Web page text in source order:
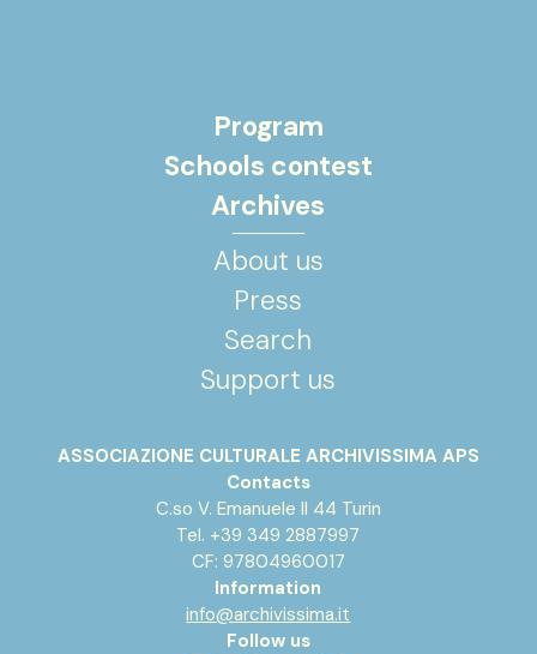
Program
Schools contest
Archives
About us
Press
Search
Support us
ASSOCIAZIONE CULTURALE ARCHIVISSIMA APS
Contacts
C.so V. Emanuele II 44 Turin
Tel. +39 349 2887997
CF: 97804960017
Information
info@archivissima.it
Follow us